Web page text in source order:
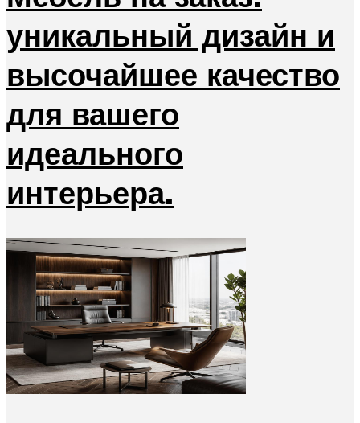
уникальный дизайн и
высочайшее качество
для вашего
идеального
интерьера.